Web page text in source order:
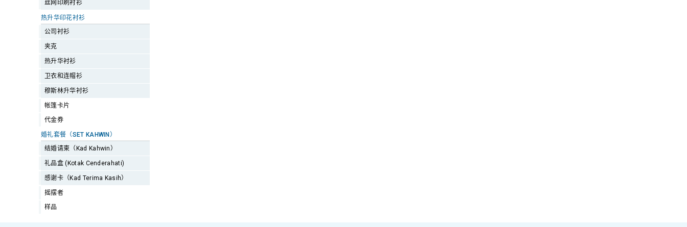
丝网印刷衬衫
热升华印花衬衫
公司衬衫
夹克
热升华衬衫
卫衣和连帽衫
穆斯林升华衬衫
帐篷卡片
代金券
婚礼套餐（SET KAHWIN）
结婚请柬（Kad Kahwin）
礼品盒 (Kotak Cenderahati)
感谢卡（Kad Terima Kasih）
摇摆者
样品